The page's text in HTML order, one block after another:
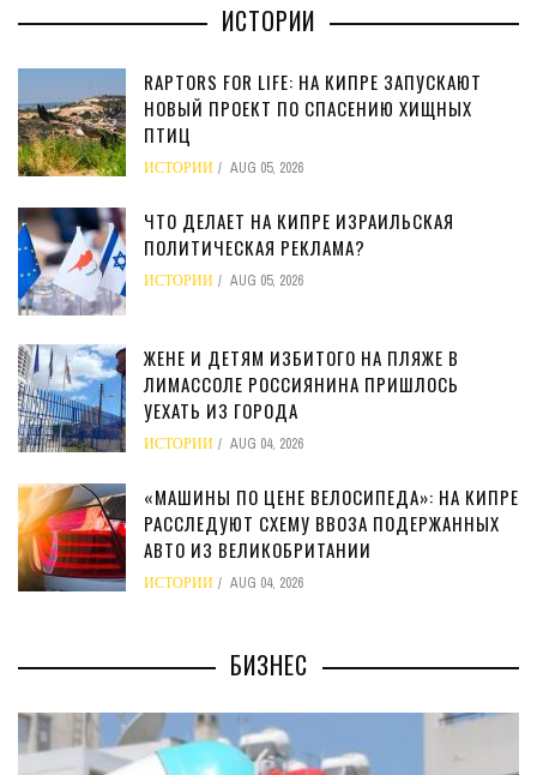
ИСТОРИИ
RAPTORS FOR LIFE: НА КИПРЕ ЗАПУСКАЮТ
НОВЫЙ ПРОЕКТ ПО СПАСЕНИЮ ХИЩНЫХ
ПТИЦ
ИСТОРИИ AUG 05, 2026
ЧТО ДЕЛАЕТ НА КИПРЕ ИЗРАИЛЬСКАЯ
ПОЛИТИЧЕСКАЯ РЕКЛАМА?
ИСТОРИИ AUG 05, 2026
ЖЕНЕ И ДЕТЯМ ИЗБИТОГО НА ПЛЯЖЕ В
ЛИМАССОЛЕ РОССИЯНИНА ПРИШЛОСЬ
УЕХАТЬ ИЗ ГОРОДА
ИСТОРИИ AUG 04, 2026
«МАШИНЫ ПО ЦЕНЕ ВЕЛОСИПЕДА»: НА КИПРЕ
РАССЛЕДУЮТ СХЕМУ ВВОЗА ПОДЕРЖАННЫХ
АВТО ИЗ ВЕЛИКОБРИТАНИИ
ИСТОРИИ AUG 04, 2026
БИЗНЕС